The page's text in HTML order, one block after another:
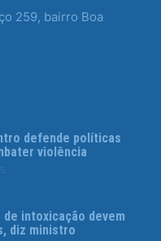
259, bairro Boa
defende políticas
violência
intoxicação devem
diz ministro